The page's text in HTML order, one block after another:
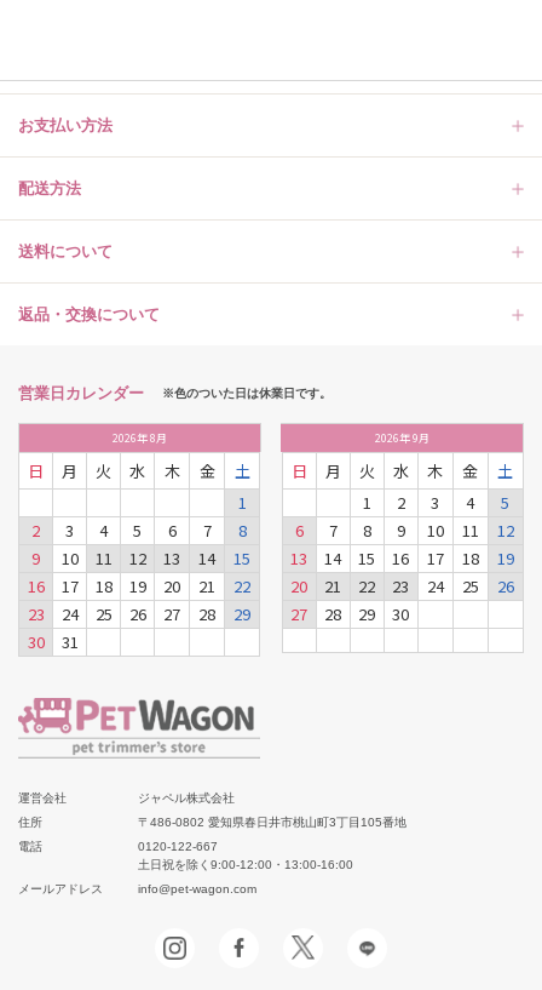
お支払い方法
配送方法
送料について
返品・交換について
営業日カレンダー ※色のついた日は休業日です。
2026年8月
日 月 火 水 木 金
土
1
2
3 4 5 6 7
8
9
10 11 12 13 14
15
16
17 18 19 20 21
22
23
24 25 26 27 28
29
30
31
2026年9月
日 月 火 水 木 金
土
1
2 3 4
5
6
7 8 9 10 11
12
13
14 15 16 17 18
19
20
21 22 23 24 25
26
27
28 29 30
運営会社
ジャペル株式会社
住所
〒486-0802 愛知県春日井市桃山町3丁目105番地
電話
0120-122-667
土日祝を除く9:00-12:00・13:00-16:00
メールアドレス
info@pet-wagon.com